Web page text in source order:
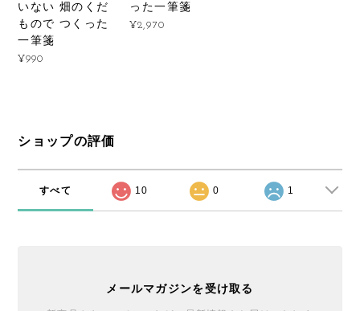
いない 畑のくだ
もので つくった
一筆箋
¥990
った一筆箋
¥2,970
ショップの評価
すべて 10 0 1
メールマガジンを受け取る